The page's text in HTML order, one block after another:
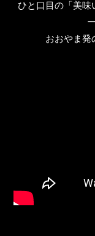
ひと口目の「美味
おおやま発